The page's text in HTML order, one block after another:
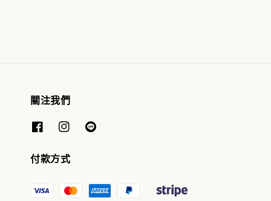
關注我們
付款方式